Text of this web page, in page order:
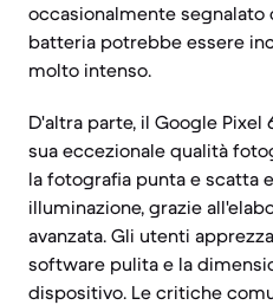
occasionalmente segnalato
batteria potrebbe essere
molto intenso.
D'altra parte, il Google
sua eccezionale qualità
la fotografia punta e scatta
illuminazione, grazie
avanzata. Gli utenti
software pulita e la
dispositivo. Le critiche